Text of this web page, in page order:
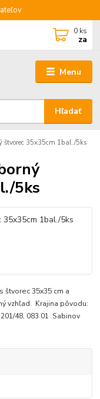
Menu
Hľadať
0 ks
za
štvorec 35x35cm 1bal./5ks
5ks
35x35 cm a
vzhľad. Krajina pôvodu:
48, 083 01 Sabinov